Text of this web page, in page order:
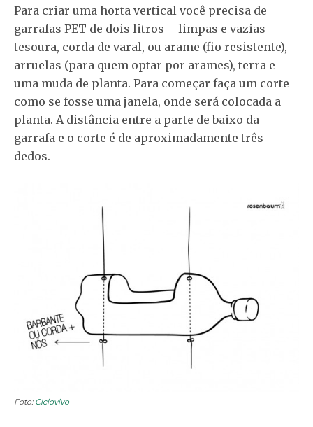
Para criar uma horta vertical você precisa de
garrafas PET de dois litros – limpas e vazias –
tesoura, corda de varal, ou arame (fio resistente),
arruelas (para quem optar por arames), terra e
uma muda de planta. Para começar faça um corte
como se fosse uma janela, onde será colocada a
planta. A distância entre a parte de baixo da
garrafa e o corte é de aproximadamente três
dedos.
Foto: Ciclovivo